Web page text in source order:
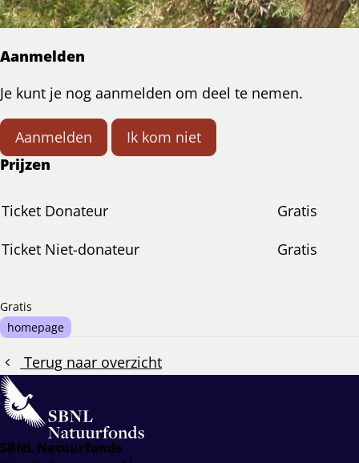
Aanmelden
Je kunt je nog aanmelden om deel te nemen.
Aanmelden
Ik kom niet
Prijzen
Ticket Donateur
Gratis
Ticket Niet-donateur
Gratis
Gratis
homepage
Terug naar overzicht
SBNL Natuurfonds